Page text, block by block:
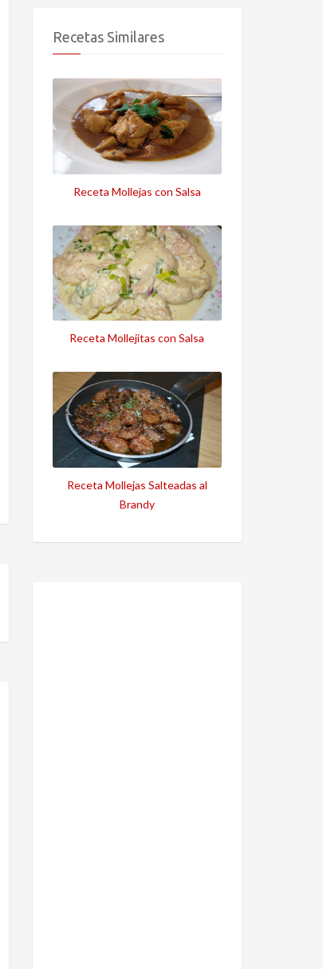
Recetas Similares
Receta Mollejas con Salsa
Receta Mollejitas con Salsa
Receta Mollejas Salteadas al
Brandy